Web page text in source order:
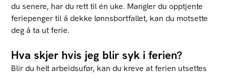
du senere, har du rett til én uke. Mangler du opptjente
feriepenger til å dekke lønnsbortfallet, kan du motsette
deg å ta ut ferie.
Hva skjer hvis jeg blir syk i ferien?
Blir du helt arbeidsufør, kan du kreve at ferien utsettes